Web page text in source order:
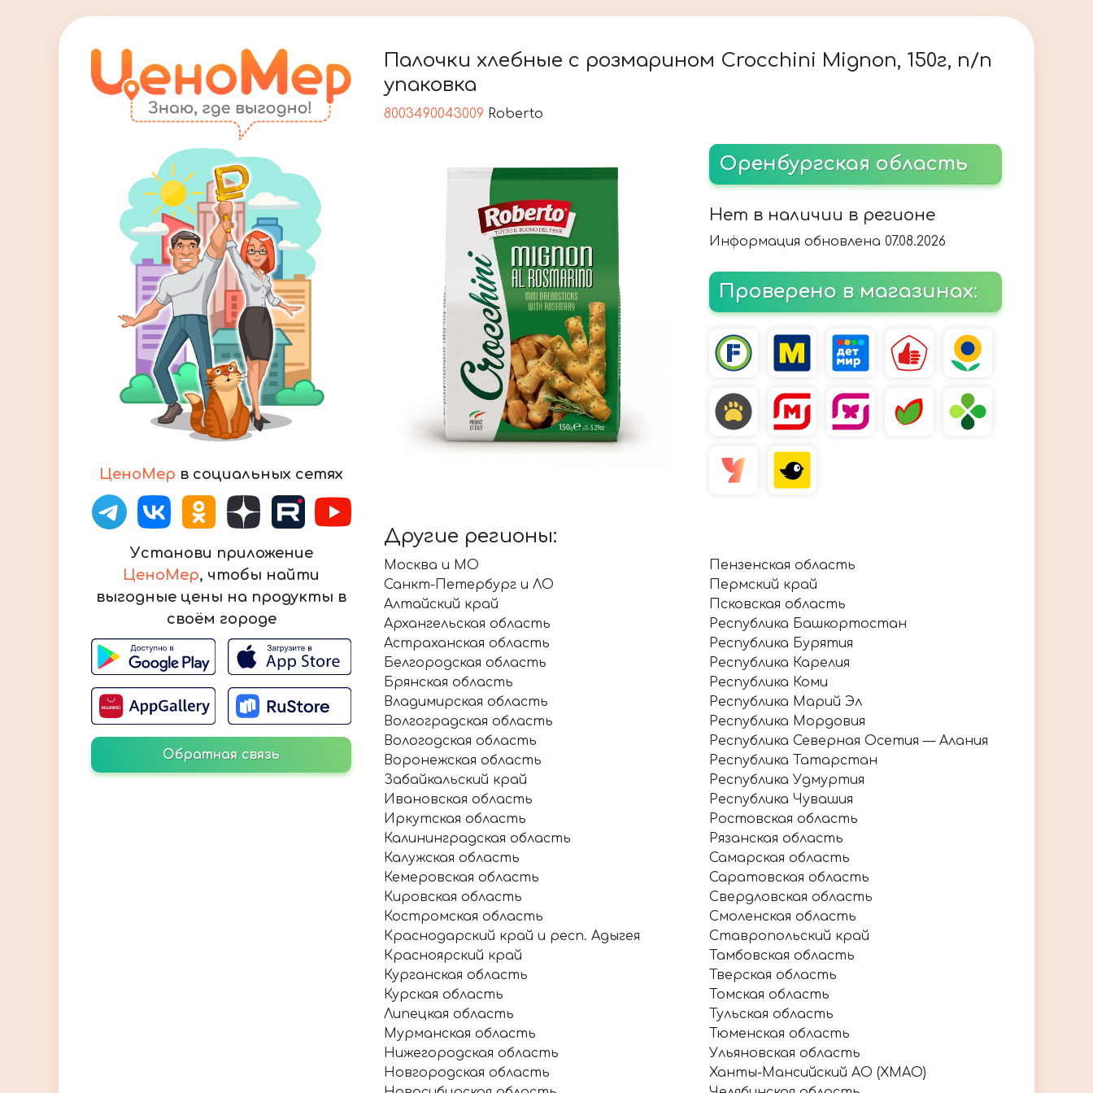
ЦеноМер в социальных сетях
Установи приложение
ЦеноМер, чтобы найти
выгодные цены на продукты в
своём городе
Обратная связь
Палочки хлебные с розмарином Crocchini Mignon, 150г, п/п
упаковка
8003490043009 Roberto
Оренбургская область
Нет в наличии в регионе
Информация обновлена 07.08.2026
Проверено в магазинах:
Другие регионы:
Москва и МО
Санкт-Петербург и ЛО
Алтайский край
Архангельская область
Астраханская область
Белгородская область
Брянская область
Владимирская область
Волгоградская область
Вологодская область
Воронежская область
Забайкальский край
Ивановская область
Иркутская область
Калининградская область
Калужская область
Кемеровская область
Кировская область
Костромская область
Краснодарский край и респ. Адыгея
Красноярский край
Курганская область
Курская область
Липецкая область
Мурманская область
Нижегородская область
Новгородская область
Пензенская область
Пермский край
Псковская область
Республика Башкортостан
Республика Бурятия
Республика Карелия
Республика Коми
Республика Марий Эл
Республика Мордовия
Республика Северная Осетия — Алания
Республика Татарстан
Республика Удмуртия
Республика Чувашия
Ростовская область
Рязанская область
Самарская область
Саратовская область
Свердловская область
Смоленская область
Ставропольский край
Тамбовская область
Тверская область
Томская область
Тульская область
Тюменская область
Ульяновская область
Ханты-Мансийский АО (ХМАО)